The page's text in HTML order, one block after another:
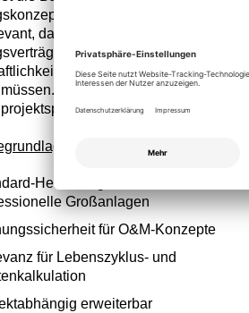
Für EPCs und Betreiber ist
da Gewährleistungszeiträume in
und
berücksichtigt
Erweiterte Garantieoptionen
ergänzt werden.
für
Großanlagen
für O&M‑Konzepte
für Lebenszyklus‑ und
erweiterbar